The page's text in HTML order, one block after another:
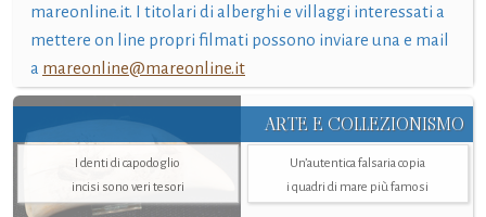
mareonline.it. I titolari di alberghi e villaggi interessati a
mettere on line propri filmati possono inviare una e mail
a mareonline@mareonline.it
ARTE E COLLEZIONISMO
I denti di capodoglio
incisi sono veri tesori
Un’autentica falsaria copia
i quadri di mare più famosi